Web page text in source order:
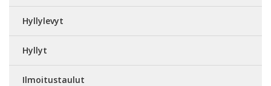
Hyllylevyt
Hyllyt
Ilmoitustaulut